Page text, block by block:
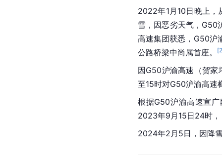
2022年1月10日晚上
雪，因恶劣天气，G50
高速集团获悉，G50沪
公路桥梁中尚属首座。
[
因G50沪渝高速 （贺
至15时对G50沪渝高速
根据G50沪渝高速宣
2023年9月15日24时
2024年2月5日，因降